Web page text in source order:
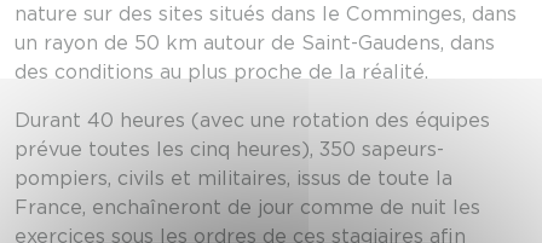
nature sur des sites situés dans le Comminges, dans
un rayon de 50 km autour de Saint-Gaudens, dans
des conditions au plus proche de la réalité.
Durant 40 heures (avec une rotation des équipes
prévue toutes les cinq heures), 350 sapeurs-
pompiers, civils et militaires, issus de toute la
France, enchaîneront de jour comme de nuit les
exercices sous les ordres de ces stagiaires afin